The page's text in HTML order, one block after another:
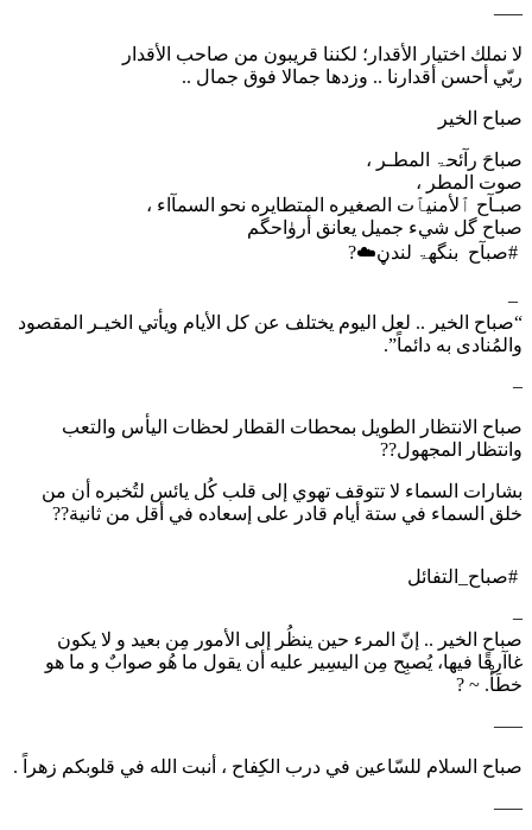
—–
‏لا نملك اختيار الأقدار؛ لكننا قريبون من صاحب الأقدار
‏ربّي أحسن أقدارنا .. وزدها جمالا فوق جمال ..
صباح الخير
صباحَ رآئحۃ المطـر ،
‏صوت المطر ،
‏صبـآح ٱلأمنيٱت الصغيره المتطايره نحو السمآاء ،
‏صباح گل شيء جميل يعانق أرۈاحگم
‏⁧ #صبآح ⁩ بنگهۃ لندڼ☁️?
‏ –
“صباح الخير .. لعل اليوم يختلف عن كل الأيام ويأتي الخيـر المقصود
والمُنادى به دائماً”.
–
صباح الانتظار الطويل بمحطات القطار لحظات اليأس والتعب
وانتظار المجهول??
بشارات السماء لا تتوقف تهوي إلى قلب كُل يائس لتُخبره أن من
خلق السماء في ستة أيام قادر على إسعاده في أقل من ثانية??
‏⁧ #صباح_التفائل
–
صباح الخير .. إنّ المرء حين ينظُر إلى الأمور مِن بعيد و لا يكون
غاآرقًا فيها، يُصبِح مِن اليسِير عليه أن يقول ما هُو صوابٌ و ما هو
خطَأْ. ~ ?
—–
صباح السلام للسّاعين في درب الكِفاح ، أنبت الله في قلوبكم زهراً .
—–